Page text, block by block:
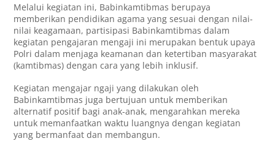
Melalui kegiatan ini, Babinkamtibmas berupaya
memberikan pendidikan agama yang sesuai dengan nilai-
nilai keagamaan, partisipasi Babinkamtibmas dalam
kegiatan pengajaran mengaji ini merupakan bentuk upaya
Polri dalam menjaga keamanan dan ketertiban masyarakat
(kamtibmas) dengan cara yang lebih inklusif.
Kegiatan mengajar ngaji yang dilakukan oleh
Babinkamtibmas juga bertujuan untuk memberikan
alternatif positif bagi anak-anak, mengarahkan mereka
untuk memanfaatkan waktu luangnya dengan kegiatan
yang bermanfaat dan membangun.